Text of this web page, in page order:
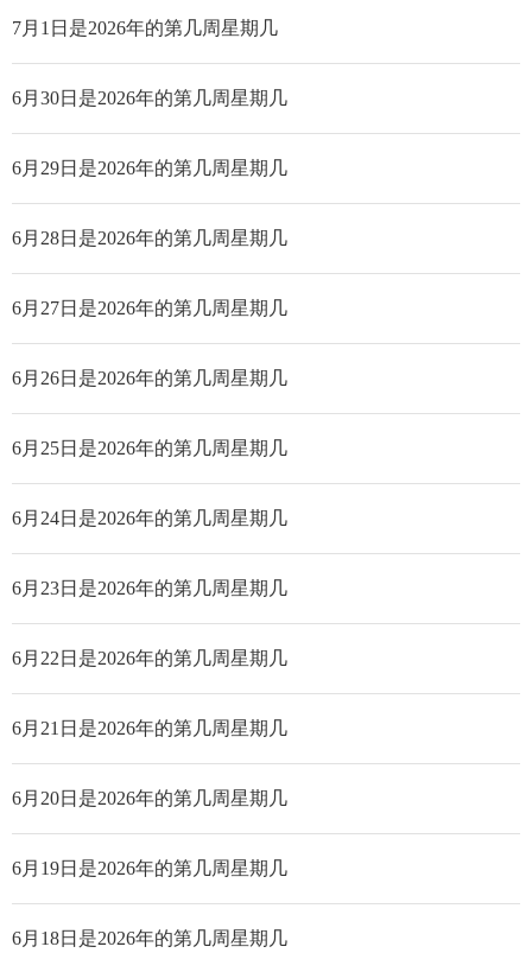
7月1日是2026年的第几周星期几
6月30日是2026年的第几周星期几
6月29日是2026年的第几周星期几
6月28日是2026年的第几周星期几
6月27日是2026年的第几周星期几
6月26日是2026年的第几周星期几
6月25日是2026年的第几周星期几
6月24日是2026年的第几周星期几
6月23日是2026年的第几周星期几
6月22日是2026年的第几周星期几
6月21日是2026年的第几周星期几
6月20日是2026年的第几周星期几
6月19日是2026年的第几周星期几
6月18日是2026年的第几周星期几